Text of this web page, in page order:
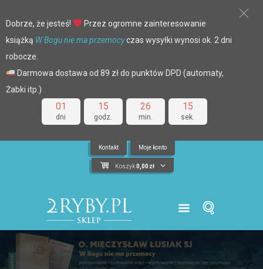
01
dni
15
godz.
26
min.
15
sek.
Dobrze, że jesteś!
Przez ogromne zainteresowanie
książką W Bogu nie ma przemocyczas wysyłki wynosi ok. 2 dni
robocze.
Darmowa dostawa od 89 zł do punktów DPD (automaty,
Żabki itp.)
Kontakt Moje konto
Koszyk 0,00 zł